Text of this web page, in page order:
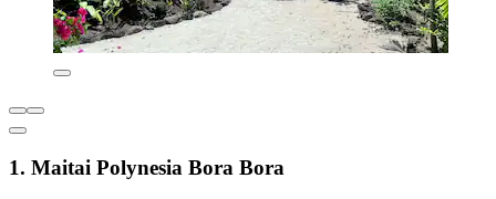
1. Maitai Polynesia Bora Bora